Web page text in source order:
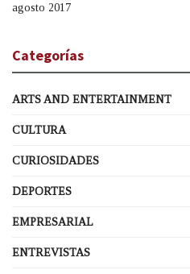
agosto 2017
Categorías
ARTS AND ENTERTAINMENT
CULTURA
CURIOSIDADES
DEPORTES
EMPRESARIAL
ENTREVISTAS